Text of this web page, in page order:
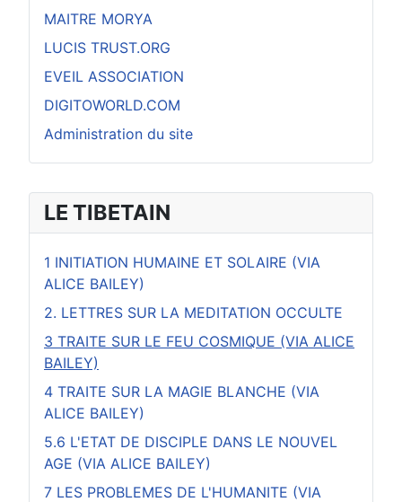
LE TIBETAIN
1 INITIATION HUMAINE ET SOLAIRE (VIA
ALICE BAILEY)
2. LETTRES SUR LA MEDITATION OCCULTE
3 TRAITE SUR LE FEU COSMIQUE (VIA ALICE
BAILEY)
4 TRAITE SUR LA MAGIE BLANCHE (VIA
ALICE BAILEY)
5.6 L'ETAT DE DISCIPLE DANS LE NOUVEL
AGE (VIA ALICE BAILEY)
7 LES PROBLEMES DE L'HUMANITE (VIA
MAITRE MORYA
LUCIS TRUST.ORG
EVEIL ASSOCIATION
DIGITOWORLD.COM
Administration du site